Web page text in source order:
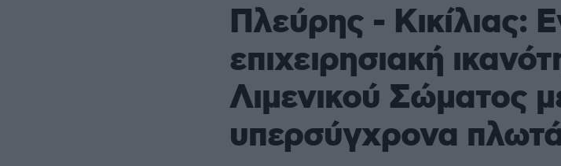
Πλεύρης - Κικίλιας:
επιχειρησιακή
Λιμενικού Σώματος
υπερσύγχρονα